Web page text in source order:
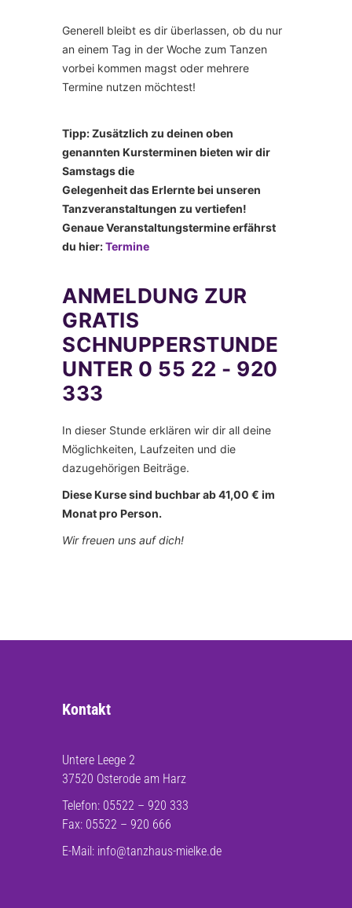
Generell bleibt es dir überlassen, ob du nur
an einem Tag in der Woche zum Tanzen
vorbei kommen magst oder mehrere
Termine nutzen möchtest!
Tipp: Zusätzlich zu deinen oben
genannten Kursterminen bieten wir dir
Samstags die
Gelegenheit das Erlernte bei unseren
Tanzveranstaltungen zu vertiefen!
Genaue Veranstaltungstermine erfährst
du hier:Termine
ANMELDUNG ZUR
GRATIS
SCHNUPPERSTUNDE
UNTER 0 55 22 - 920
333
In dieser Stunde erklären wir dir all deine
Möglichkeiten, Laufzeiten und die
dazugehörigen Beiträge.
Diese Kurse sind buchbar ab 41,00 € im
Monat pro Person.
Wir freuen uns auf dich!
Kontakt
Untere Leege 2
37520 Osterode am Harz
Telefon: 05522 – 920 333
Fax: 05522 – 920 666
E-Mail: info@tanzhaus-mielke.de